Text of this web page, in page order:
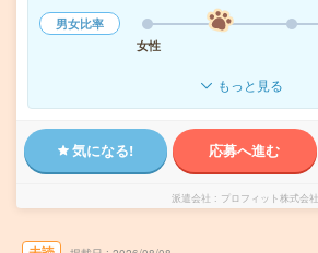
男女比率
女性
もっと見る
気になる! 応募へ進む
派遣会社 プロフィット株式会社